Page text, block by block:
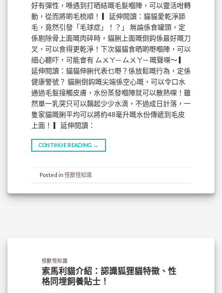
好有彈性，喺遇到打晒結嘅毛髮嗰陣，可以靈活咁轉
動，從而將啲毛梳順！ ▎延伸閱讀：貓貓愛乾淨舔
毛，竟然引發「毛球症」！？」 無論係食罐頭，定
係剔除骨上面嘅肉碎時，貓脷上面嘅倒鈎係最好嘅刀
叉，可以食得更乾淨！下次貓貓食晒啲嘢嗰陣，可以
細心聽吓，可能會有 ㄙㄨㄚ─ ㄙㄨㄚ─ 嘅聲㗎～ ▎
延伸閱讀：貓貓伸脷代表乜嘢？係放鬆嘅行為，定係
健康警號？ 貓脷倒鈎嘅尖端係空心嘅，可以令口水
通過毛髮接觸皮膚，水份蒸發嗰陣就可以散熱㗎！雖
然單一乳突只可以黐起少少水滴，不過成日計落，一
隻家貓嘅脷平均可以將約48毫升嘅水份傳遞到毛皮
上面！ ▎延伸閱讀：
CONTINUE READING →
Posted in 怪獸怪知識
怪獸怪知識
索馬利貓介紹：認識狐狸貓特徵、性
格同埋飼養貼士！